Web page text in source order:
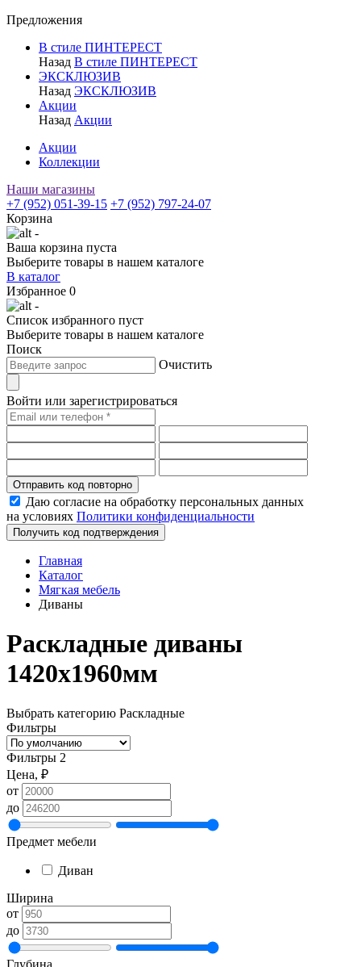
Предложения
В стиле ПИНТЕРЕСТ
Назад В стиле ПИНТЕРЕСТ
ЭКСКЛЮЗИВ
Назад ЭКСКЛЮЗИВ
Акции
Назад Акции
Акции
Коллекции
Наши магазины
+7 (952) 051-39-15 +7 (952) 797-24-07
Корзина
-
Ваша корзина пуста
Выберите товары в нашем каталоге
В каталог
Избранное 0
-
Список избранного пуст
Выберите товары в нашем каталоге
Поиск
Очистить
Войти или зарегистрироваться
Отправить код повторно
Даю согласие на обработку персональных данных
на условиях Политики конфиденциальности
Получить код подтверждения
Главная
Каталог
Мягкая мебель
Диваны
Раскладные диваны
1420х1960мм
Выбрать категорию Раскладные
Фильтры
Фильтры 2
Цена, ₽
от
до
Предмет мебели
Диван
Ширина
от
до
Глубина